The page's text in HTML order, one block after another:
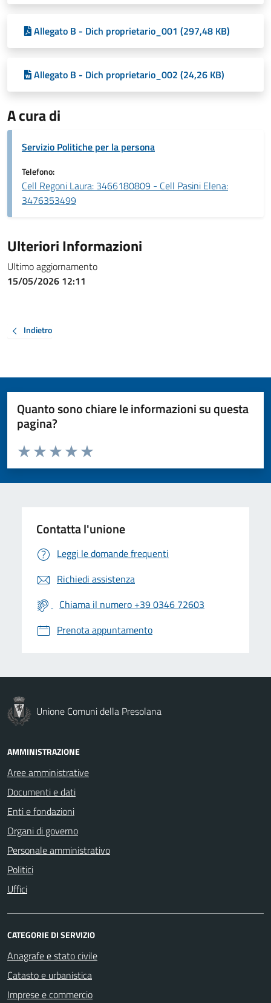
Allegato B - Dich proprietario_001 (297,48 KB)
Allegato B - Dich proprietario_002 (24,26 KB)
A cura di
Servizio Politiche per la persona
Telefono:
Cell Regoni Laura: 3466180809 - Cell Pasini Elena:
3476353499
Ulteriori Informazioni
Ultimo aggiornamento
15/05/2026 12:11
Indietro
Quanto sono chiare le informazioni su questa
pagina?
Valuta da 1 a 5 stelle la pagina
Valuta 5 stelle su 5
Valuta 4 stelle su 5
Valuta 3 stelle su 5
Valuta 2 stelle su 5
Valuta 1 stelle su 5
Contatta l'unione
Leggi le domande frequenti
Richiedi assistenza
Chiama il numero +39 0346 72603
Prenota appuntamento
Unione Comuni della Presolana
AMMINISTRAZIONE
Aree amministrative
Documenti e dati
Enti e fondazioni
Organi di governo
Personale amministrativo
Politici
Uffici
CATEGORIE DI SERVIZIO
Anagrafe e stato civile
Catasto e urbanistica
Imprese e commercio